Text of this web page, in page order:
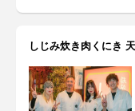
しじみ炊き肉くにき